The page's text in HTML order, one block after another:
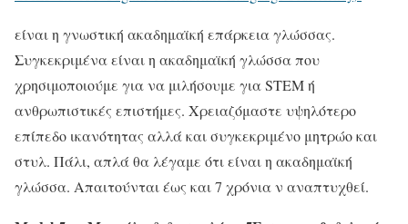
είναι η γνωστική ακαδημαϊκή επάρκεια γλώσσας.
Συγκεκριμένα είναι η ακαδημαϊκή γλώσσα που
χρησιμοποιούμε για να μιλήσουμε για STEM ή
ανθρωπιστικές επιστήμες. Χρειαζόμαστε υψηλότερο
επίπεδο ικανότητας αλλά και συγκεκριμένο μητρώο και
στυλ. Πάλι, απλά θα λέγαμε ότι είναι η ακαδημαϊκή
γλώσσα. Απαιτούνται έως και 7 χρόνια ν αναπτυχθεί.